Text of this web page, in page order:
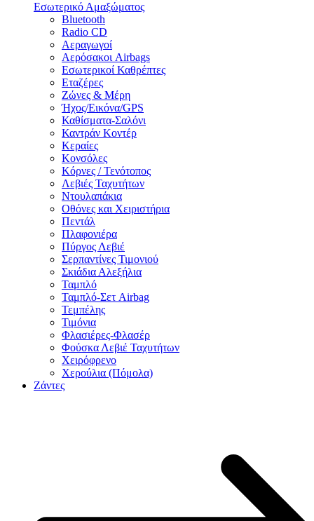
Εσωτερικό Αμαξώματος
Bluetooth
Radio CD
Αεραγωγοί
Αερόσακοι Airbags
Εσωτερικοί Καθρέπτες
Εταζέρες
Ζώνες & Μέρη
Ήχος/Εικόνα/GPS
Καθίσματα-Σαλόνι
Καντράν Κοντέρ
Κεραίες
Κονσόλες
Κόρνες / Τενότοπος
Λεβιές Ταχυτήτων
Ντουλαπάκια
Οθόνες και Χειριστήρια
Πεντάλ
Πλαφονιέρα
Πύργος Λεβιέ
Σερπαντίνες Τιμονιού
Σκιάδια Αλεξήλια
Ταμπλό
Ταμπλό-Σετ Airbag
Τεμπέλης
Τιμόνια
Φλασιέρες-Φλασέρ
Φούσκα Λεβιέ Ταχυτήτων
Χειρόφρενο
Χερούλια (Πόμολα)
Ζάντες